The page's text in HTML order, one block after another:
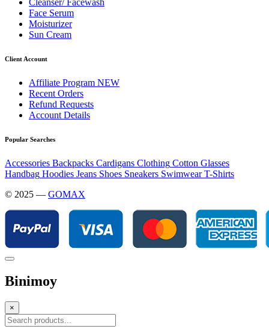
Cleanser/ Facewash
Face Serum
Moisturizer
Sun Cream
Client Account
Affiliate Program NEW
Recent Orders
Refund Requests
Account Details
Popular Searches
Accessories Backpacks Cardigans Clothing Cotton Glasses
Handbag Hoodies Jeans Shoes Sneakers Swimwear T-Shirts
© 2025 — GOMAX
Binimoy
×